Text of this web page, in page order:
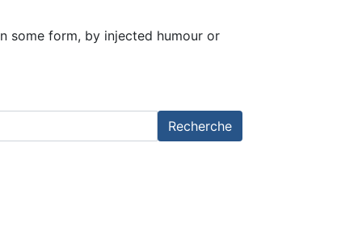
some form, by injected humour or
Recherche